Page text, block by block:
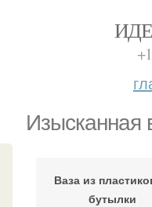
Изысканная
Ваза из
бутылки